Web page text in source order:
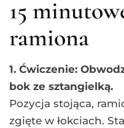
15
ramiona
1. Ćwiczenie:
bok ze sztangielką.
Pozycja stojąca,
zgięte w łokciach.